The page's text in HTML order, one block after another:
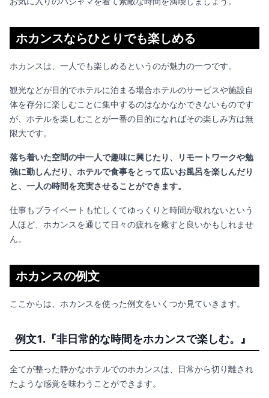
ホカンスならひとりでも楽しめる
ホカンスは、一人でも楽しめるというのが魅力の一つです。
観光などが目的でホテルに泊まる場合ホテルのサービスや施設自
体を存分に楽しむことに集中するのはなかなかできないものです
が、ホテルを楽しむことが一番の目的になればその楽しみ方は無
限大です。
落ち着いた空間の中一人で趣味に興じたり、リモートワークや勉
強に勤しんだり、ホテルで食事をとって広いお風呂を楽しんだり
と、一人の時間を充実させることができます。
仕事もプライベートも忙しくてゆっくりと時間が取れないという
人ほど、ホカンスを通じて日々の疲れを癒すと良いかもしれませ
ん。
ホカンスの例文
ここからは、ホカンスを使った例文をいくつか見ていきます。
例文1.『非日常的な時間をホカンスで楽しむ。』
全てが整った静かなホテルでのホカンスは、日常から切り離され
たような感覚を味わうことができます。